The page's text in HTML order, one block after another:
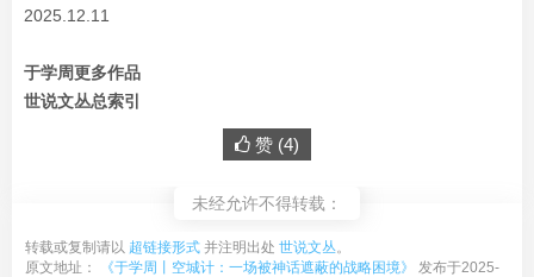
2025.12.11
于学周更多作品
世说文丛总索引
赞 (4)
未经允许不得转载：
转载或复制请以 超链接形式 并注明出处 世说文丛。
原文地址：
《于学周丨空城计：一场被神话遮蔽的战略困境》
发布于2025-